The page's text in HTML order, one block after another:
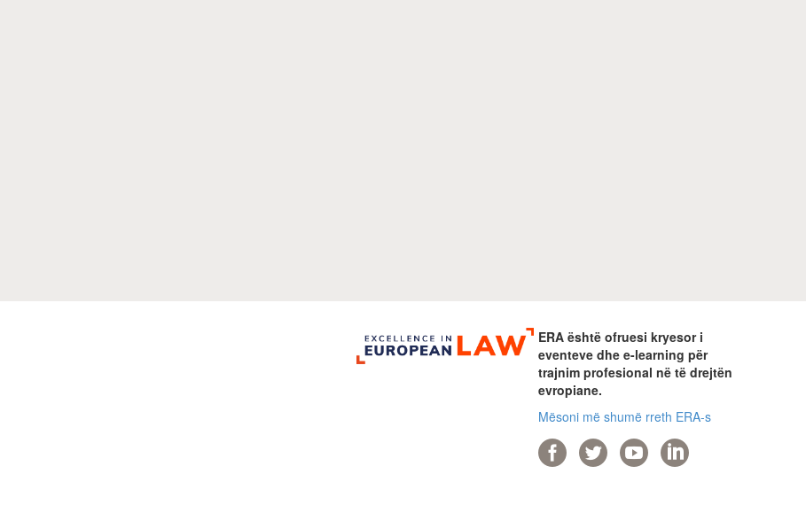
ERA është ofruesi kryesor i
eventeve dhe e-learning për
trajnim profesional në të drejtën
evropiane.
Mësoni më shumë rreth ERA-s